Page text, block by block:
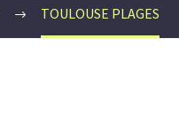
TOULOUSE PLAGES